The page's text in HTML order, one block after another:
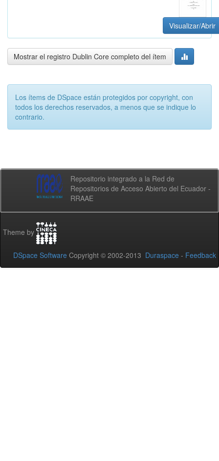
Visualizar/Abrir
Mostrar el registro Dublin Core completo del ítem
Los ítems de DSpace están protegidos por copyright, con
todos los derechos reservados, a menos que se indique lo
contrario.
Repositorio integrado a la Red de
Repositorios de Acceso Abierto del Ecuador -
RRAAE
Theme by
DSpace Software Copyright © 2002-2013 Duraspace - Feedback